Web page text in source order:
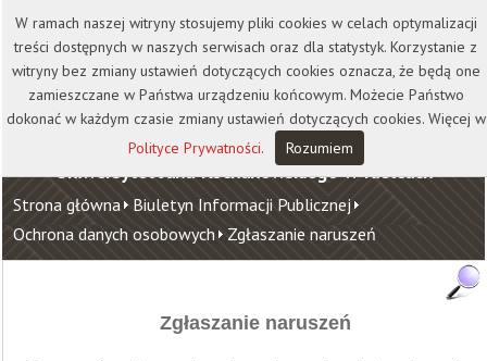
Kontakt Biblioteka
Wydawnictwo
Wirtualna Uczelnia
Uniwersytet Jana Kochanowskiego w Kielcach
Strona główna Biuletyn Informacji Publicznej
Ochrona danych osobowych Zgłaszanie naruszeń
Zgłaszanie naruszeń
W ramach naszej witryny stosujemy pliki cookies w celach optymalizacji
treści dostępnych w naszych serwisach oraz dla statystyk. Korzystanie z
witryny bez zmiany ustawień dotyczących cookies oznacza, że będą one
zamieszczane w Państwa urządzeniu końcowym. Możecie Państwo
dokonać w każdym czasie zmiany ustawień dotyczących cookies. Więcej w
Polityce Prywatności. Rozumiem